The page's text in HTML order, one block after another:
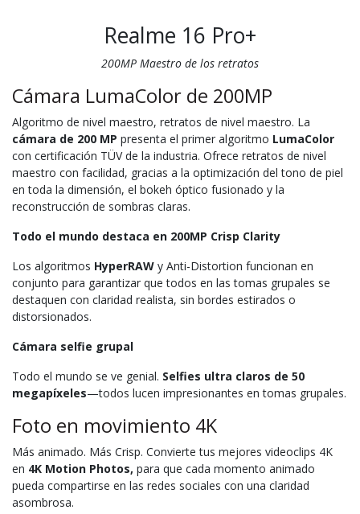
Realme 16 Pro+
200MP Maestro de los retratos
Cámara LumaColor de 200MP
Algoritmo de nivel maestro, retratos de nivel maestro. La
cámara de 200 MP presenta el primer algoritmo LumaColor
con certificación TÜV de la industria. Ofrece retratos de nivel
maestro con facilidad, gracias a la optimización del tono de piel
en toda la dimensión, el bokeh óptico fusionado y la
reconstrucción de sombras claras.
Todo el mundo destaca en 200MP Crisp Clarity
Los algoritmos HyperRAW y Anti-Distortion funcionan en
conjunto para garantizar que todos en las tomas grupales se
destaquen con claridad realista, sin bordes estirados o
distorsionados.
Cámara selfie grupal
Todo el mundo se ve genial. Selfies ultra claros de 50
megapíxeles—todos lucen impresionantes en tomas grupales.
Foto en movimiento 4K
Más animado. Más Crisp. Convierte tus mejores videoclips 4K
en 4K Motion Photos, para que cada momento animado
pueda compartirse en las redes sociales con una claridad
asombrosa.